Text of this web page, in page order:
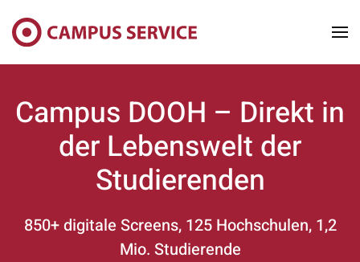
Skip to main content
Campus DOOH – Direkt in
der Lebenswelt der
Studierenden
850+ digitale Screens, 125 Hochschulen, 1,2
Mio. Studierende